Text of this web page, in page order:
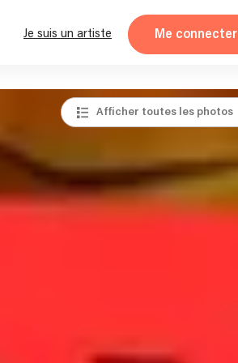
Je suis un artiste Me connecter
Afficher toutes les photos